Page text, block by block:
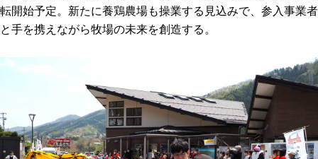
転開始予定。新たに養鶏農場も操業する見込みで、参入事業者
と手を携えながら牧場の未来を創造する。